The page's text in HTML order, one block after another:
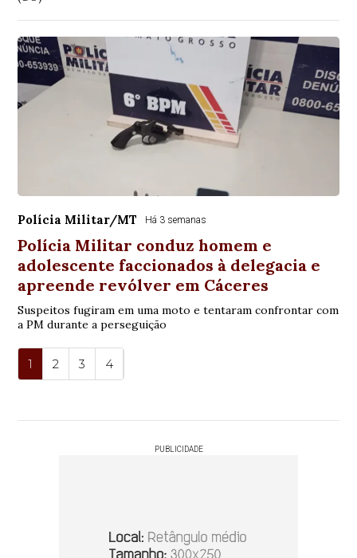
Polícia Militar/MT Há 3 semanas
Polícia Militar conduz homem e
adolescente faccionados à delegacia e
apreende revólver em Cáceres
Suspeitos fugiram em uma moto e tentaram confrontar com
a PM durante a perseguição
1 2 3 4
PUBLICIDADE